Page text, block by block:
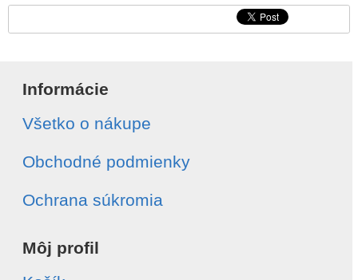
Informácie
Všetko o nákupe
Obchodné podmienky
Ochrana súkromia
Môj profil